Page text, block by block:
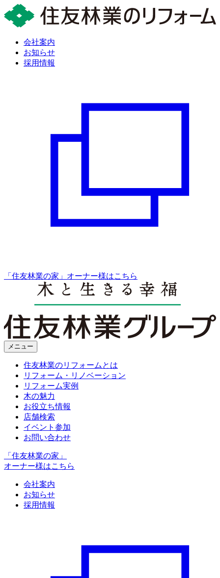
会社案内
お知らせ
採用情報
「住友林業の家」オーナー様はこちら
メニュー
住友林業のリフォームとは
リフォーム・リノベーション
リフォーム実例
木の魅力
お役立ち情報
店舗検索
イベント参加
お問い合わせ
「住友林業の家」
オーナー様はこちら
会社案内
お知らせ
採用情報